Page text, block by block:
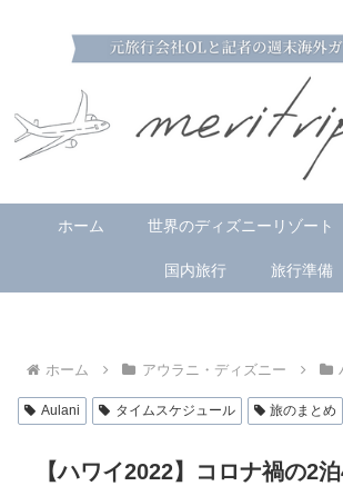
ホーム 世界のディズニーリゾート
国内旅行 旅行準備
ホーム アウラニ・ディズニー
Aulani タイムスケジュール 旅のまとめ
【ハワイ2022】コロナ禍の2